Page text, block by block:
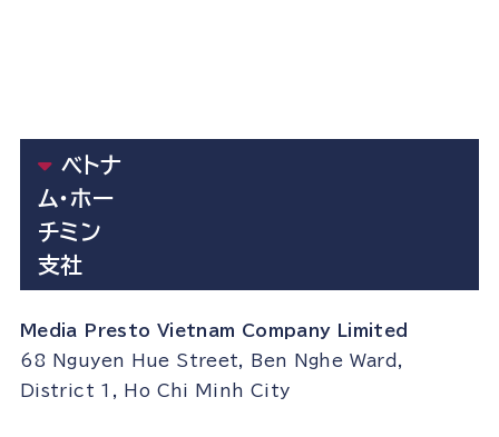
ベトナ
ム・ホー
チミン
支社
Media Presto Vietnam Company Limited
68 Nguyen Hue Street, Ben Nghe Ward,
District 1, Ho Chi Minh City